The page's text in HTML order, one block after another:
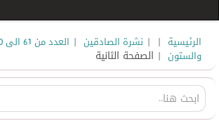
الرئيسية |
| نشرة الصادقين | العدد من 61 الى 80
والستون | الصفحة الثانية